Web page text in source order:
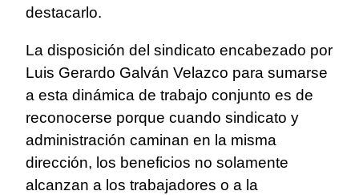
destacarlo.
La disposición del sindicato encabezado por
Luis Gerardo Galván Velazco para sumarse
a esta dinámica de trabajo conjunto es de
reconocerse porque cuando sindicato y
administración caminan en la misma
dirección, los beneficios no solamente
alcanzan a los trabajadores o a la